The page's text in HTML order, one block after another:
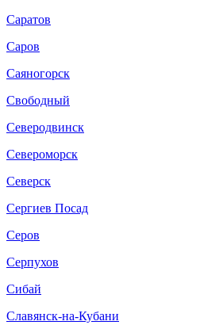
Саратов
Саров
Саяногорск
Свободный
Северодвинск
Североморск
Северск
Сергиев Посад
Серов
Серпухов
Сибай
Славянск-на-Кубани